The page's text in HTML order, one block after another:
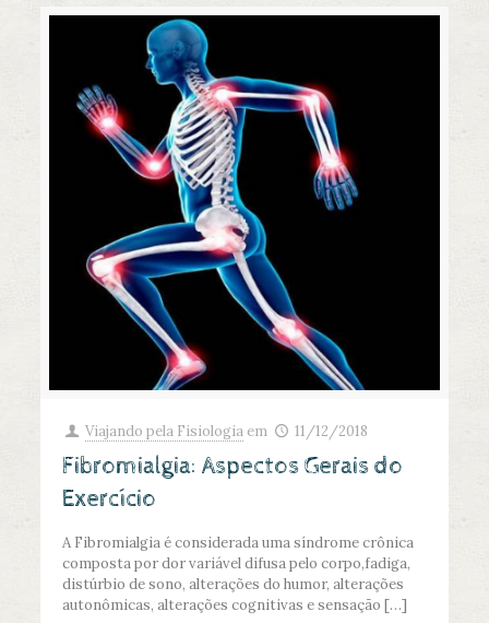
Viajando pela Fisiologia em 11/12/2018
Fibromialgia: Aspectos Gerais do
Exercício
A Fibromialgia é considerada uma síndrome crônica
composta por dor variável difusa pelo corpo,fadiga,
distúrbio de sono, alterações do humor, alterações
autonômicas, alterações cognitivas e sensação […]